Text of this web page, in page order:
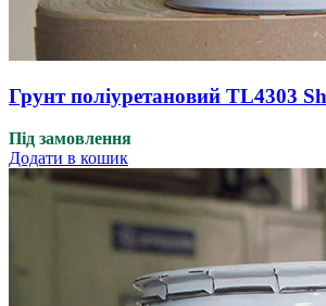
Грунт поліуретановий TL4303
Під замовлення
Додати в кошик